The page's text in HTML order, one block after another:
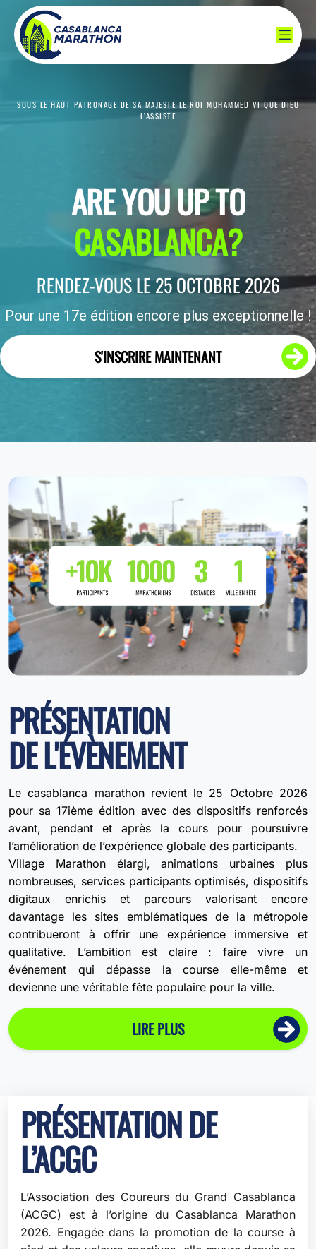
SOUS LE HAUT PATRONAGE DE SA MAJESTÉ LE ROI MOHAMMED VI QUE DIEU
L’ASSISTE
ARE YOU UP TO
CASABLANCA?
RENDEZ-VOUS LE 25 OCTOBRE 2026
Pour une 17e édition encore plus exceptionnelle !
S'INSCRIRE MAINTENANT
PRÉSENTATION
DE L'ÉVÈNEMENT
Le casablanca marathon revient le 25 Octobre 2026
pour sa 17ième édition avec des dispositifs renforcés
avant, pendant et après la cours pour poursuivre
l’amélioration de l’expérience globale des participants.
Village Marathon élargi, animations urbaines plus
nombreuses, services participants optimisés, dispositifs
digitaux enrichis et parcours valorisant encore
davantage les sites emblématiques de la métropole
contribueront à offrir une expérience immersive et
qualitative. L’ambition est claire : faire vivre un
événement qui dépasse la course elle-même et
devienne une véritable fête populaire pour la ville.
LIRE PLUS
PRÉSENTATION DE
L’ACGC
L’Association des Coureurs du Grand Casablanca
(ACGC) est à l’origine du Casablanca Marathon
2026. Engagée dans la promotion de la course à